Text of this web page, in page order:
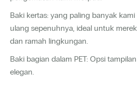
Baki kertas: yang paling banyak
ulang sepenuhnya, ideal untuk
dan ramah lingkungan.
Baki bagian dalam PET: Opsi
elegan.